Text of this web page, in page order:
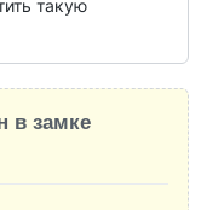
такую
в замке